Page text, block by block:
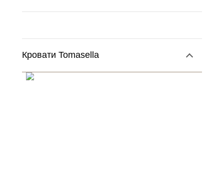
Кровати Tomasella